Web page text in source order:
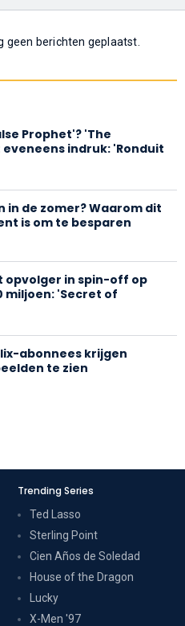
geen berichten geplaatst.
Prophet'? 'The
indruk: 'Ronduit
in de zomer? Waarom dit
is om te besparen
opvolger in spin-off op
miljoen: 'Secret of
abonnees krijgen
te zien
Trending Series
Ted Lasso
Sterling Point
Cien Años de Soledad
House of the Dragon
Lucky
X-Men '97